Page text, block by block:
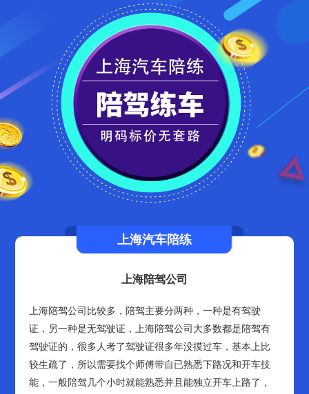
上海汽车陪练
上海陪驾公司
上海陪驾公司比较多，陪驾主要分两种，一种是有驾驶
证，另一种是无驾驶证，上海陪驾公司大多数都是陪驾有
驾驶证的，很多人考了驾驶证很多年没摸过车，基本上比
较生疏了，所以需要找个师傅带自已熟悉下路况和开车技
能，一般陪驾几个小时就能熟悉并且能独立开车上路了，